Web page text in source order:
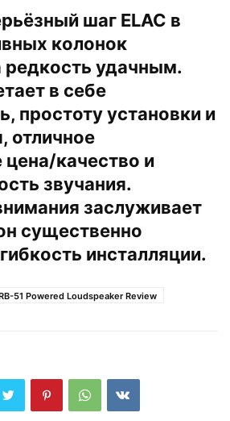
шаг ELAC в
колонок
редкость удачным.
в себе
простоту установки и
отличное
качество и
звучания.
заслуживает
существенно
инсталляции.
51 Powered Loudspeaker Review